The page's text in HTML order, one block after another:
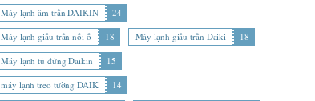
Máy lạnh âm trần DAIKIN
24
Máy lạnh giấu trần nối ố
18 Máy lạnh giấu trần Daiki
18
Máy lạnh tủ đứng Daikin
15
máy lạnh treo tường DAIK
14